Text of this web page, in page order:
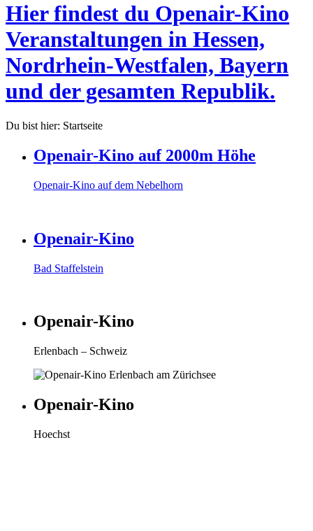
Hier findest du Openair-Kino
Veranstaltungen in Hessen,
Nordrhein-Westfalen, Bayern
und der gesamten Republik.
Du bist hier: Startseite
Openair-Kino auf 2000m Höhe
Openair-Kino auf dem Nebelhorn
Openair-Kino
Bad Staffelstein
Openair-Kino
Erlenbach – Schweiz
Openair-Kino
Hoechst